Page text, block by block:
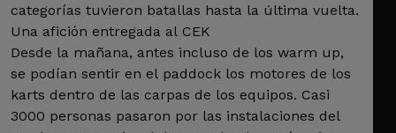
categorías tuvieron batallas hasta la última vuelta.
Una afición entregada al CEK
Desde la mañana, antes incluso de los warm up,
se podían sentir en el paddock los motores de los
karts dentro de las carpas de los equipos. Casi
3000 personas pasaron por las instalaciones del